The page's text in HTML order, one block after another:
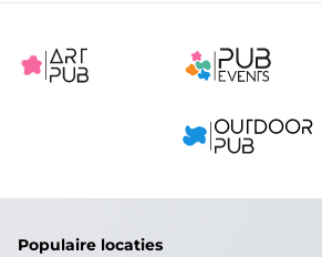
Populaire locaties